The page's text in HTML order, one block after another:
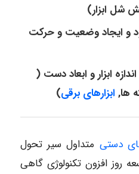
ابزار)
و ایجاد وضعیت و حرکت
ابزار و ابعاد دست (
ها, ابزارهای برقی)
دستی متداول سیر تحول
روز افزون تکنولوژی گاهی